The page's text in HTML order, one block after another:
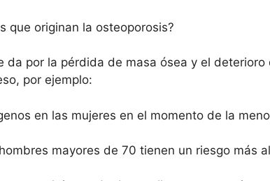
que originan la osteoporosis?
da por la pérdida de masa ósea y el
por ejemplo:
en las mujeres en el momento de la
mayores de 70 tienen un riesgo más